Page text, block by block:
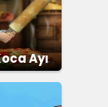
Ayı